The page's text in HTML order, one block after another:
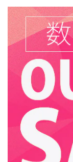
末永く
新居への引越し
での新しい生活
で、夫婦で大満
段は色々調整可
ーターをつけて
面でも大満足で
木の質感をを楽
レックスカナダ / 送
料、開梱・組立・設
置無料 / Dimplex
Canada / Opti-V